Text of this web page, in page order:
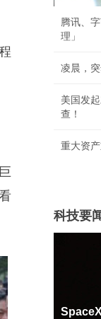
腾讯、
理」
凌晨，
美国发
查！
重大资
科技要